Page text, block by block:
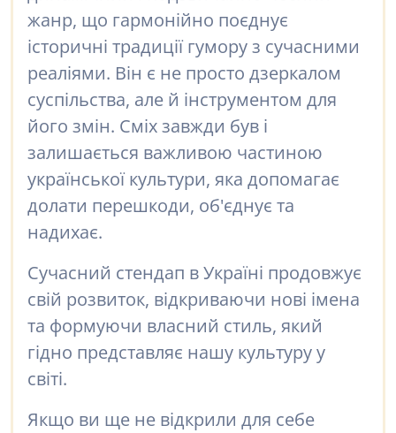
жанр, що гармонійно поєднує
історичні традиції гумору з сучасними
реаліями. Він є не просто дзеркалом
суспільства, але й інструментом для
його змін. Сміх завжди був і
залишається важливою частиною
української культури, яка допомагає
долати перешкоди, об'єднує та
надихає.
Сучасний стендап в Україні продовжує
свій розвиток, відкриваючи нові імена
та формуючи власний стиль, який
гідно представляє нашу культуру у
світі.
Якщо ви ще не відкрили для себе